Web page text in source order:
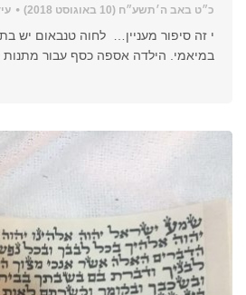
כ״ט באב ה׳תשע״ח (10 באוגוסט 2018)
י זה סיפור מעניין… לחוה טנבאום יש
במיאמי. הילדה אספה כסף עבור מתנות